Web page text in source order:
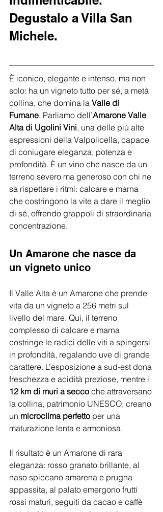
Degustalo a Villa San
Michele.
È iconico, elegante e intenso, ma non
solo: ha un vigneto tutto per sé, a metà
collina, che domina la Valle di
Fumane. Parliamo dell’Amarone Valle
Alta di Ugolini Vini, una delle più alte
espressioni della Valpolicella, capace
di coniugare eleganza, potenza e
profondità. È un vino che nasce da un
terreno severo ma generoso con chi ne
sa rispettare i ritmi: calcare e marna
che costringono la vite a dare il meglio
di sé, offrendo grappoli di straordinaria
concentrazione.
Un Amarone che nasce da
un vigneto unico
Il Valle Alta è un Amarone che prende
vita da un vigneto a 256 metri sul
livello del mare. Qui, il terreno
complesso di calcare e marna
costringe le radici delle viti a spingersi
in profondità, regalando uve di grande
carattere. L’esposizione a sud-est dona
freschezza e acidità preziose, mentre i
12 km di muri a secco che attraversano
la collina, patrimonio UNESCO, creano
un microclima perfetto per una
maturazione lenta e armoniosa.
Il risultato è un Amarone di rara
eleganza: rosso granato brillante, al
naso spiccano amarena e prugna
appassita, al palato emergono frutti
rossi maturi, seguiti da cacao e caffè